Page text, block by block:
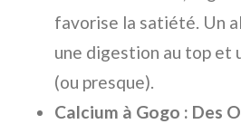
favorise la satiété. Un
une digestion au top et
(ou presque).
Calcium à Gogo : Des